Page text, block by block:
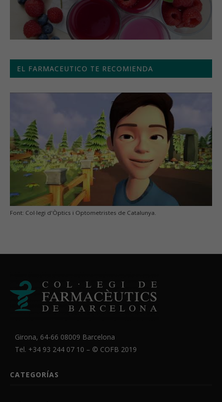
EL FARMACEUTICO TE RECOMIENDA
Font: Col·legi d'Òptics i Optometristes de Catalunya.
Girona, 64-66 08009 Barcelona
Tel. +34 93 244 07 10 – © COFB 2019
CATEGORÍAS